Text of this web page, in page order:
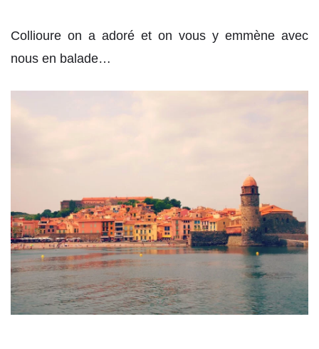
Collioure on a adoré et on vous y emmène avec
nous en balade…